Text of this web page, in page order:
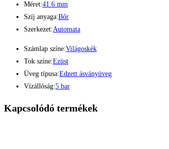
Méret:41.6 mm
Szíj anyaga:Bőr
Szerkezet:Automata
Számlap színe:Világoskék
Tok színe:Ezüst
Üveg típusa:Edzett ásványüveg
Vízállóság:5 bar
Kapcsolódó termékek